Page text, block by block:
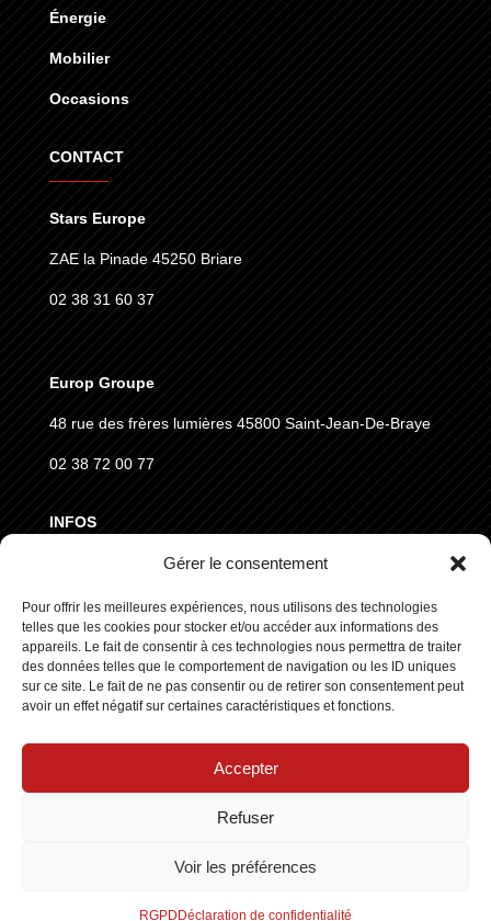
Gérer le consentement
Pour offrir les meilleures expériences, nous utilisons des technologies
telles que les cookies pour stocker et/ou accéder aux informations des
appareils. Le fait de consentir à ces technologies nous permettra de traiter
des données telles que le comportement de navigation ou les ID uniques
sur ce site. Le fait de ne pas consentir ou de retirer son consentement peut
avoir un effet négatif sur certaines caractéristiques et fonctions.
Accepter
Refuser
Voir les préférences
RGPD Déclaration de confidentialité
Énergie
Mobilier
Occasions
CONTACT
Stars Europe
ZAE la Pinade 45250 Briare
02 38 31 60 37
Europ Groupe
48 rue des frères lumières 45800 Saint-Jean-De-Braye
02 38 72 00 77
INFOS
CGVD
RGPD
SUIVEZ NOUS
Made by :Standesign.fr